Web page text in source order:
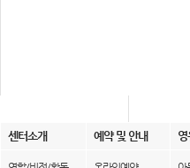
센터소개 예약 및 안내